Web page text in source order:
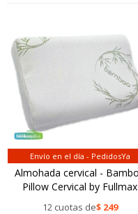
Envío en el día - PedidosYa
Almohada cervical -
Pillow Cervical by Fullmax
12 cuotas de$ 249